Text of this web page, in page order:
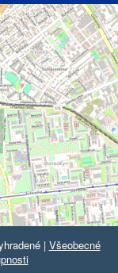
| Všeobecné